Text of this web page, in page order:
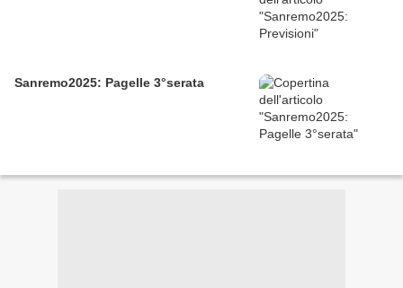
Sanremo2025: Pagelle 3°serata